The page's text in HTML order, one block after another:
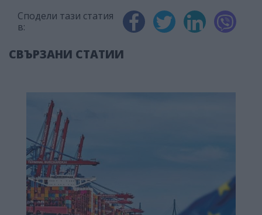
Сподели тази статия
в:
СВЪРЗАНИ СТАТИИ